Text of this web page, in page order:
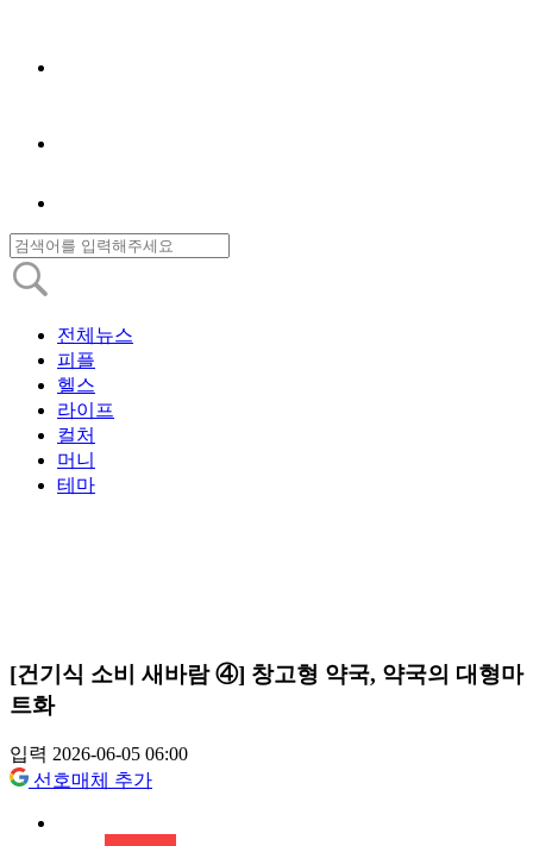
전체뉴스
피플
헬스
라이프
컬처
머니
테마
[건기식 소비 새바람 ④] 창고형 약국, 약국의 대형마
트화
입력 2026-06-05 06:00
선호매체 추가